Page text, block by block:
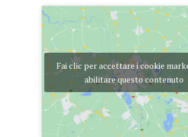
Fai clic per accettare i cookie
abilitare questo contenuto